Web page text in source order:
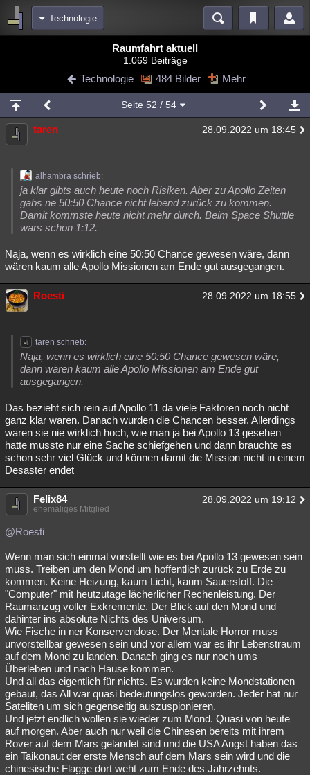
Technologie
Blogs Videos
Chat Wiki Neuigkeiten
meine Rubriken
Menschen Mystery Kriminalfälle
Natur Umfragen Unterhaltung
weitere Rubriken
Philosophie Träume
Astronomie Helpdesk Gruppen Gaming Filme
Musik Clash Verbesserungen Allmystery English
Übersichten
Lesenswert Schlüsselwörter
Raumfahrt aktuell
1.069 Beiträge
Technologie 484 Bilder Mehr
Seite 52 / 54
taren 28.09.2022 um 18:45
alhambra schrieb:
ja klar gibts auch heute noch Risiken. Aber zu Apollo Zeiten
gabs ne 50:50 Chance nicht lebend zurück zu kommen.
Damit kommste heute nicht mehr durch. Beim Space Shuttle
wars schon 1:12.
Naja, wenn es wirklich eine 50:50 Chance gewesen wäre, dann
wären kaum alle Apollo Missionen am Ende gut ausgegangen.
Roesti 28.09.2022 um 18:55
taren schrieb:
Naja, wenn es wirklich eine 50:50 Chance gewesen wäre,
dann wären kaum alle Apollo Missionen am Ende gut
ausgegangen.
Das bezieht sich rein auf Apollo 11 da viele Faktoren noch nicht
ganz klar waren. Danach wurden die Chancen besser. Allerdings
waren sie nie wirklich hoch, wie man ja bei Apollo 13 gesehen
hatte musste nur eine Sache schiefgehen und dann brauchte es
schon sehr viel Glück und können damit die Mission nicht in einem
Desaster endet
Felix84 28.09.2022 um 19:12
ehemaliges Mitglied
@Roesti
Wenn man sich einmal vorstellt wie es bei Apollo 13 gewesen sein
muss. Treiben um den Mond um hoffentlich zurück zu Erde zu
kommen. Keine Heizung, kaum Licht, kaum Sauerstoff. Die
"Computer" mit heutzutage lächerlicher Rechenleistung. Der
Raumanzug voller Exkremente. Der Blick auf den Mond und
dahinter ins absolute Nichts des Universum.
Wie Fische in ner Konservendose. Der Mentale Horror muss
unvorstellbar gewesen sein und vor allem war es ihr Lebenstraum
auf dem Mond zu landen. Danach ging es nur noch ums
Überleben und nach Hause kommen.
Und all das eigentlich für nichts. Es wurden keine Mondstationen
gebaut, das All war quasi bedeutungslos geworden. Jeder hat nur
Sateliten um sich gegenseitig auszuspionieren.
Und jetzt endlich wollen sie wieder zum Mond. Quasi von heute
auf morgen. Aber auch nur weil die Chinesen bereits mit ihrem
Rover auf dem Mars gelandet sind und die USA Angst haben das
ein Taikonaut der erste Mensch auf dem Mars sein wird und die
chinesische Flagge dort weht zum Ende des Jahrzehnts.